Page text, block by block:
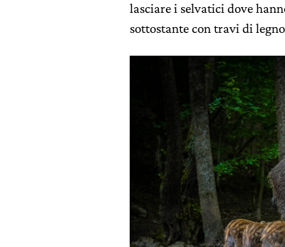
lasciare i selvatici dove
sottostante con travi di